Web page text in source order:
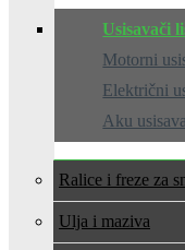
Usisavači
Motorni
Električni
Aku
Ralice i freze za
Ulja i maziva